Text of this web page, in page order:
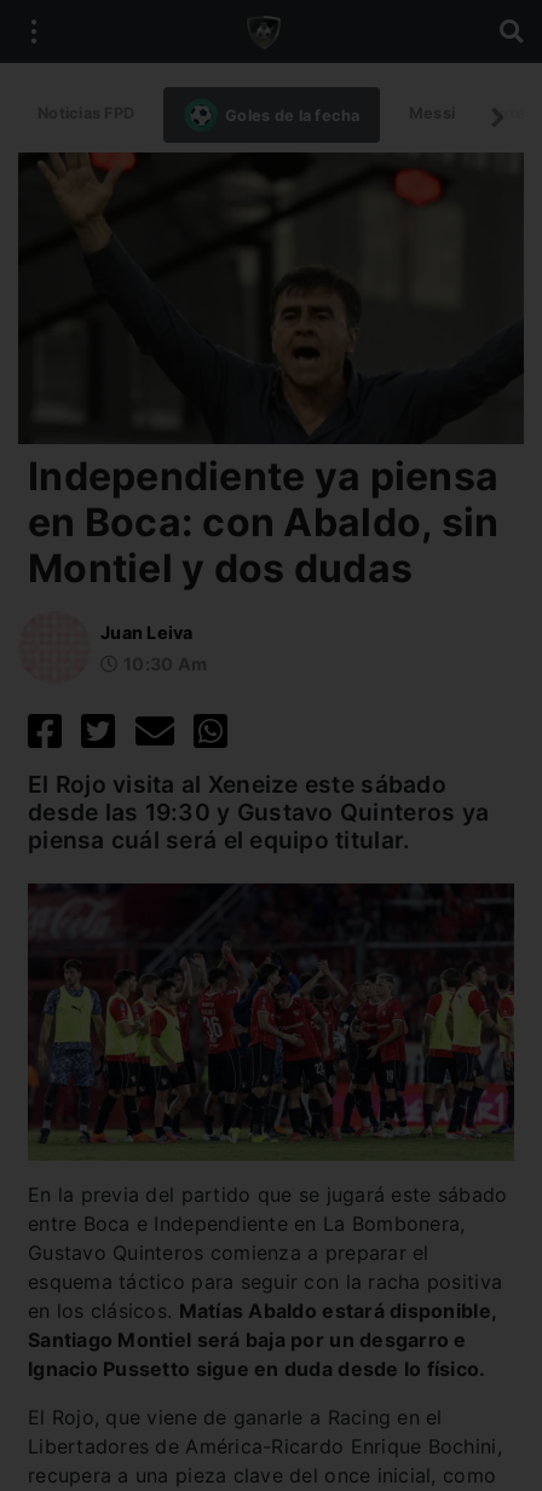
Goles de la fecha
Independiente ya piensa
en Boca: con Abaldo, sin
Montiel y dos dudas
Juan Leiva
El Rojo visita al Xeneize este sábado
desde las 19:30 y Gustavo Quinteros ya
piensa cuál será el equipo titular.
En la previa del partido que se jugará este sábado
entre Boca e Independiente en La Bombonera,
Gustavo Quinteros comienza a preparar el
esquema táctico para seguir con la racha positiva
en los clásicos. Matías Abaldo estará disponible,
Santiago Montiel será baja por un desgarro e
Ignacio Pussetto sigue en duda desde lo físico.
El Rojo, que viene de ganarle a Racing en el
Libertadores de América-Ricardo Enrique Bochini,
recupera a una pieza clave del once inicial, como